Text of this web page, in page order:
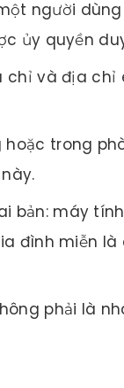
người
ủy quyền
chỉ và địa chỉ
hoặc trong
bản: máy
đình miễn là
phải là